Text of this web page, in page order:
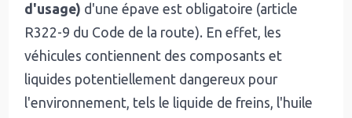
d'usage) d'une épave est obligatoire (article
R322-9 du Code de la route). En effet, les
véhicules contiennent des composants et
liquides potentiellement dangereux pour
l'environnement, tels le liquide de freins, l'huile